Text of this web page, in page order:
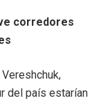
corredores
del país estarían